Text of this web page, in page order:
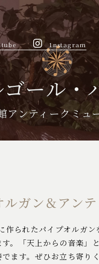
Instagram
ール
アンティークミュ
ルガン＆アン
られたパイプオルガ
。「天上からの音楽」
ます。ぜひお立ち寄りく